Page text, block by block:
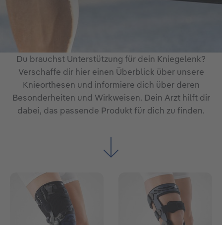
Du brauchst Unterstützung für dein Kniegelenk?
Verschaffe dir hier einen Überblick über unsere
Knieorthesen und informiere dich über deren
Besonderheiten und Wirkweisen. Dein Arzt hilft dir
dabei, das passende Produkt für dich zu finden.